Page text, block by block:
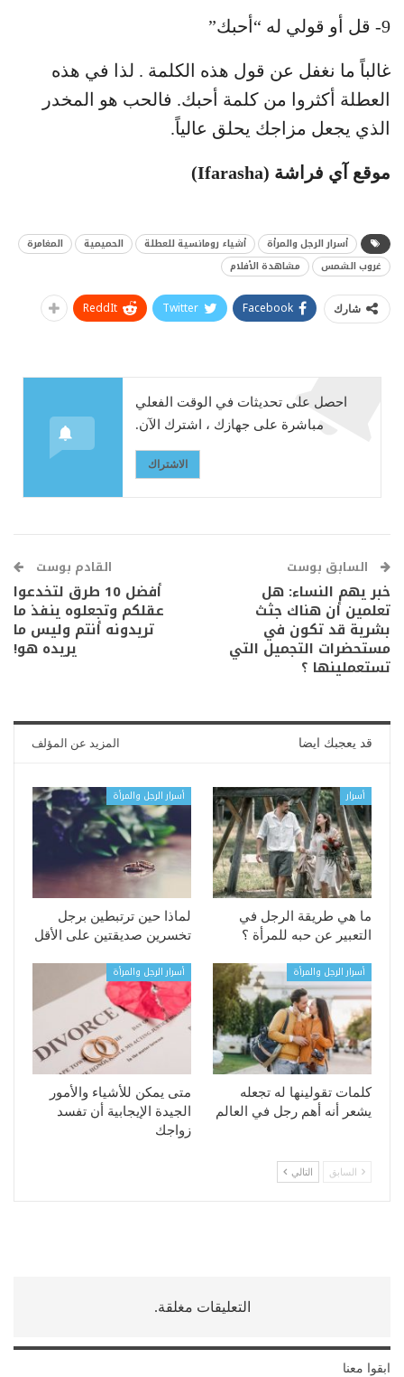
9- قل أو قولي له “أحبك”
غالباً ما نغفل عن قول هذه الكلمة . لذا في هذه
العطلة أكثروا من كلمة أحبك. فالحب هو المخدر
الذي يجعل مزاجك يحلق عالياً.
موقع آي فراشة (Ifarasha)
أسرار الرجل والمرأة أشياء رومانسية للعطلة الحميمية
المغامرة
غروب الشمس
مشاهدة الأفلام
شارك Facebook
Twitter
ReddIt
احصل على تحديثات في الوقت الفعلي
مباشرة على جهازك ، اشترك الآن.
الاشتراك
السابق بوست
خبر يهم النساء: هل
تعلمين أن هناك جثث
بشرية قد تكون في
مستحضرات التجميل التي
تستعملينها ؟
القادم بوست
أفضل 10 طرق لتخدعوا
عقلكم وتجعلوه ينفذ ما
تريدونه أنتم وليس ما
يريده هو!
قد يعجبك ايضا المزيد عن المؤلف
أسرار
ما هي طريقة الرجل في
التعبير عن حبه للمرأة ؟
أسرار الرجل والمرأة
لماذا حين ترتبطين برجل
تخسرين صديقتين على الأقل
أسرار الرجل والمرأة
كلمات تقولينها له تجعله
يشعر أنه أهم رجل في العالم
أسرار الرجل والمرأة
متى يمكن للأشياء والأمور
الجيدة الإيجابية أن تفسد
زواجك
السابق التالي
التعليقات مغلقة.
ابقوا معنا